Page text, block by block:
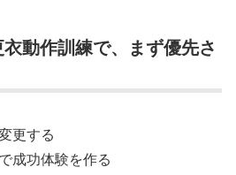
動作訓練で、まず優先さ
更する
成功体験を作る